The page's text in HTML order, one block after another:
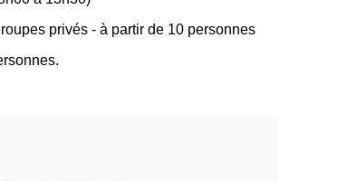
privés - à partir de 10 personnes